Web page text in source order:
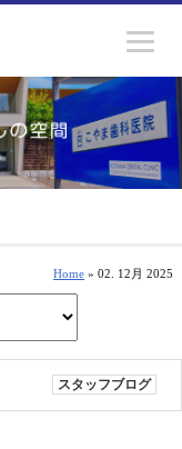
Home » 02. 12月 2025
スタッフブログ